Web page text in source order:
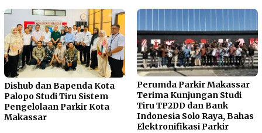
Dishub dan Bapenda Kota
Palopo Studi Tiru Sistem
Pengelolaan Parkir Kota
Makassar
Perumda Parkir Makassar
Terima Kunjungan Studi
Tiru TP2DD dan Bank
Indonesia Solo Raya, Bahas
Elektronifikasi Parkir